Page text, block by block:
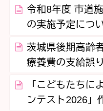
令和8年度 市道
の実施予定につ
茨城県後期高齢
療養費の支給誤
「こどもたちに
ンテスト2026」